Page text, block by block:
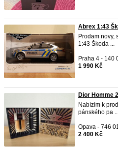
Abrex 1:43
Prodam novy,
1:43 Škoda ...
Praha 4 - 140
1 990 Kč
Dior Homme
Nabízím k
pánského pa
Opava - 746
2 400 Kč